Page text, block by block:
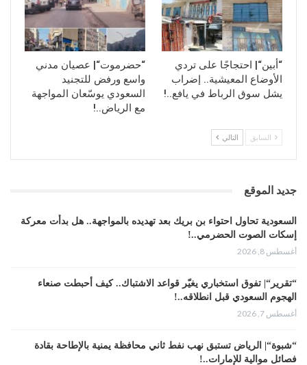
“أبين“| احتجاجًا على تردي
الأوضاع المعيشية.. إضراب
يشل سوق الرباط في يافع..!
“حضرموت“| عصيان مدني
واسع ورفض للتجنيد
السعودي يوسّعان المواجهة
مع الرياض..!
السابق التالي
جديد الموقع
السعودية تحاول احتواء بن بريك بعد تهديده بالمواجهة.. هل بدأت معركة
إسكات الصوت الحضرمي..!
أغسطس 8, 2026
“تقرير“| تفوق استخباري يغيّر قواعد الاشتباك.. كيف أحبطت صنعاء
الهجوم السعودي قبل انطلاقه..!
أغسطس 7, 2026
“شبوة“| الرياض تستبق نهب نفط ثاني محافظة يمنية بالإطاحة بقادة
فصائل موالية للإمارات..!